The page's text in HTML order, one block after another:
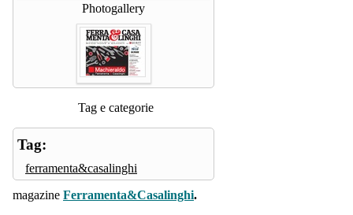
Photogallery
Tag e categorie
Tag:
ferramenta&casalinghi
magazine Ferramenta&Casalinghi.